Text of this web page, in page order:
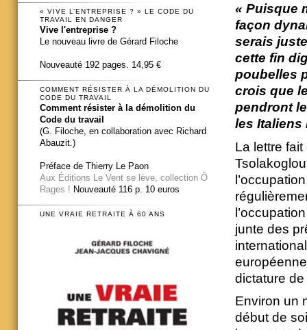
« Puisque
façon
serais
cette fin
poubelles
crois que
pendront
les Italiens
La lettre
junte des
dictature
Environ un
début de
« VIVE L’ENTREPRISE ? » LE CODE DU
TRAVAIL EN DANGER
Vive l'entreprise ?
Le nouveau livre de Gérard Filoche
Nouveauté 192 pages. 14,95 €
COMMENT RÉSISTER À LA DÉMOLITION DU
CODE DU TRAVAIL
Comment résister à la démolition du
Code du travail
(G. Filoche, en collaboration avec Richard
Abauzit.)
Préface de Thierry Le Paon
Aux Éditions Le Vent se lève, collection Ô
Rages ! Nouveauté 116 p. 10 euros
UNE VRAIE RETRAITE À 60 ANS